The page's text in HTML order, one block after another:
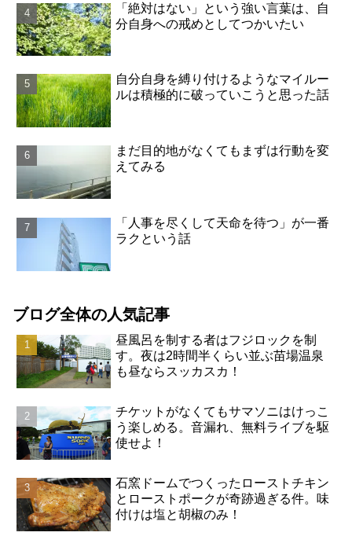
「絶対はない」という強い言葉は、自
分自身への戒めとしてつかいたい
自分自身を縛り付けるようなマイルー
ルは積極的に破っていこうと思った話
まだ目的地がなくてもまずは行動を変
えてみる
「人事を尽くして天命を待つ」が一番
ラクという話
ブログ全体の人気記事
昼風呂を制する者はフジロックを制
す。夜は2時間半くらい並ぶ苗場温泉
も昼ならスッカスカ！
チケットがなくてもサマソニはけっこ
う楽しめる。音漏れ、無料ライブを駆
使せよ！
石窯ドームでつくったローストチキン
とローストポークが奇跡過ぎる件。味
付けは塩と胡椒のみ！